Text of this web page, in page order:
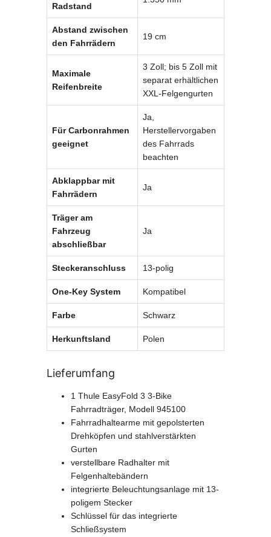
Radstand
Abstand zwischen
den Fahrrädern
19 cm
Maximale
Reifenbreite
3 Zoll; bis 5 Zoll mit
separat erhältlichen
XXL-Felgengurten
Für Carbonrahmen
geeignet
Ja,
Herstellervorgaben
des Fahrrads
beachten
Abklappbar mit
Fahrrädern
Ja
Träger am
Fahrzeug
abschließbar
Ja
Steckeranschluss 13-polig
One-Key System Kompatibel
Farbe Schwarz
Herkunftsland Polen
Lieferumfang
1 Thule EasyFold 3 3-Bike
Fahrradträger, Modell 945100
Fahrradhaltearme mit gepolsterten
Drehköpfen und stahlverstärkten
Gurten
verstellbare Radhalter mit
Felgenhaltebändern
integrierte Beleuchtungsanlage mit 13-
poligem Stecker
Schlüssel für das integrierte
Schließsystem